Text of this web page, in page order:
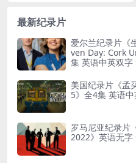
最新纪录片
爱尔兰纪录片《
ven Day: Cork
集 英语中英双字
美国纪录片《孟
5》全4集 英语
罗马尼亚纪录片
2022》英语无字